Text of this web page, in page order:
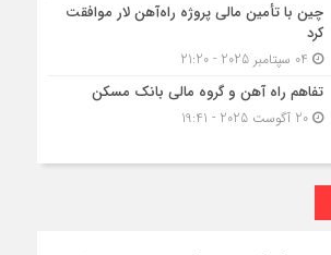
چین با تأمین مالی پروژه راه‌آهن لار موافقت
کرد
تفاهم راه آهن و گروه مالی بانک مسکن
20 آگوست 2025 - 19:41